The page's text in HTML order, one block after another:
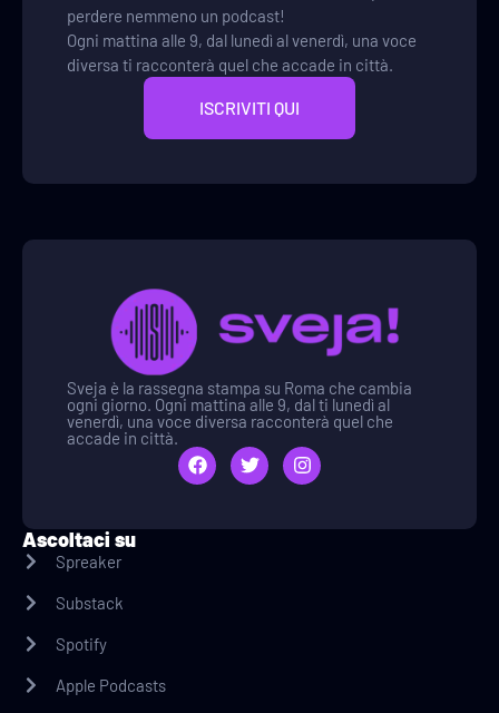
perdere nemmeno un podcast!
Ogni mattina alle 9, dal lunedì al venerdì, una voce
diversa ti racconterà quel che accade in città.
ISCRIVITI QUI
Sveja è la rassegna stampa su Roma che cambia
ogni giorno. Ogni mattina alle 9, dal ti lunedì al
venerdì, una voce diversa racconterà quel che
accade in città.
Ascoltaci su
Spreaker
Substack
Spotify
Apple Podcasts